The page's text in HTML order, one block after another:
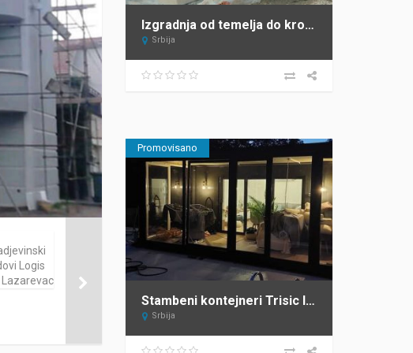
Izgradnja od temelja do krova JAGODIC Sopot
Srbija
Promovisano
Stambeni kontejneri Trisic lux
Srbija